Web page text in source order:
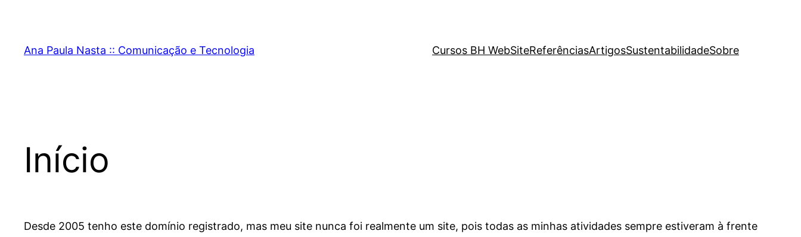
Ana Paula Nasta :: Comunicação e Tecnologia Cursos BH WebSiteReferênciasArtigosSustentabilidadeSobre
Início
Desde 2005 tenho este domínio registrado, mas meu site nunca foi realmente um site, pois todas as minhas atividades sempre estiveram à frente